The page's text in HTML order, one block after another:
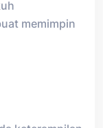
memimpin